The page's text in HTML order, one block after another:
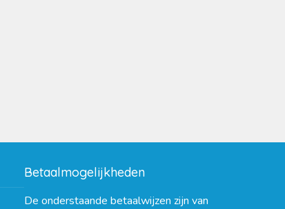
Betaalmogelijkheden
De onderstaande betaalwijzen zijn van